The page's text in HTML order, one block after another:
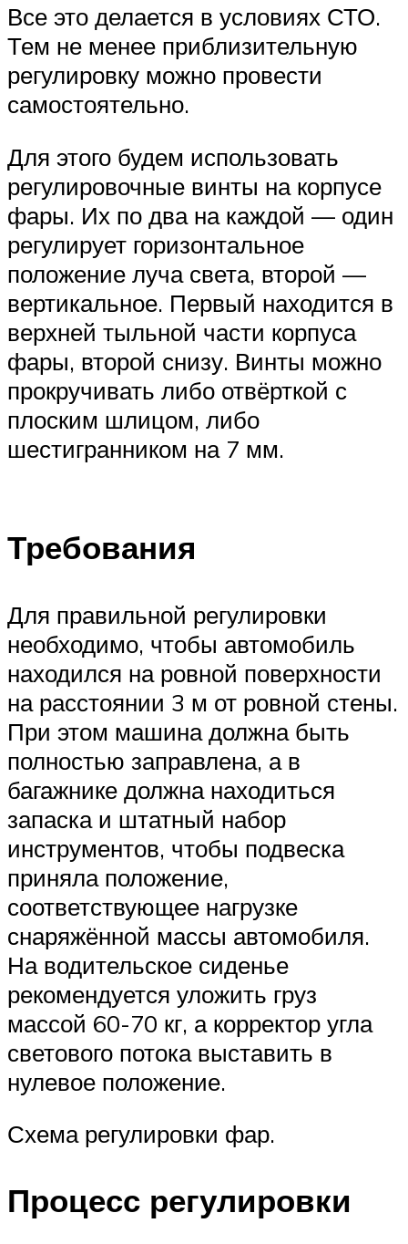
Все это делается в условиях СТО.
Тем не менее приблизительную
регулировку можно провести
самостоятельно.
Для этого будем использовать
регулировочные винты на корпусе
фары. Их по два на каждой — один
регулирует горизонтальное
положение луча света, второй —
вертикальное. Первый находится в
верхней тыльной части корпуса
фары, второй снизу. Винты можно
прокручивать либо отвёрткой с
плоским шлицом, либо
шестигранником на 7 мм.
Требования
Для правильной регулировки
необходимо, чтобы автомобиль
находился на ровной поверхности
на расстоянии 3 м от ровной стены.
При этом машина должна быть
полностью заправлена, а в
багажнике должна находиться
запаска и штатный набор
инструментов, чтобы подвеска
приняла положение,
соответствующее нагрузке
снаряжённой массы автомобиля.
На водительское сиденье
рекомендуется уложить груз
массой 60-70 кг, а корректор угла
светового потока выставить в
нулевое положение.
Схема регулировки фар.
Процесс регулировки